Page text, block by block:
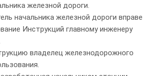
железной дороги.
начальника железной дороги вправе
Инструкций главному инженеру
владелец железнодорожного